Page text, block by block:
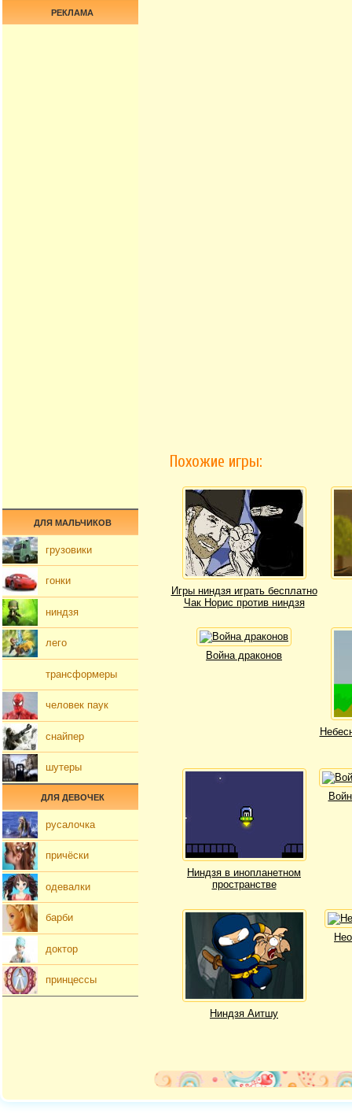
Похожие игры:
Игры ниндзя играть бесплатно
Чак Норис против ниндзя
Война драконов
Ниндзя в инопланетном
пространстве
Ниндзя Аитшу
РЕКЛАМА
ДЛЯ МАЛЬЧИКОВ
грузовики
гонки
ниндзя
лего
трансформеры
человек паук
снайпер
шутеры
ДЛЯ ДЕВОЧЕК
русалочка
причёски
одевалки
барби
доктор
принцессы